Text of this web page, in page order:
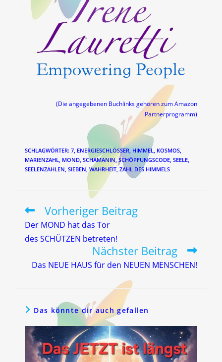
(Die angegebenen Buchlinks gehören zum Amazon
Partnerprogramm)
SCHLAGWÖRTER: 7, ENERGIESCHLÖSSER, HIMMEL, KOSMOS,
MARIENZAHL, MOND, SCHAMANIN, SCHÖPFUNGSCODE, SEELE,
SEELENZAHLEN, SIEBEN, WAHRHEIT, ZAHL DES HIMMELS
Weitere
ansehen
Vorheriger Beitrag
Der MOND hat das Tor
des SCHÜTZEN betreten!
Nächster Beitrag
Das NEUE HAUS für den NEUEN MENSCHEN!
Das könnte dir auch gefallen